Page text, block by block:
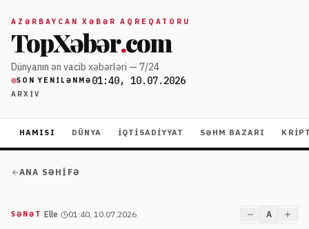
AZƏRBAYCAN XƏBƏR AQREQATORU
TopXəbər.com
Dünyanın ən vacib xəbərləri — 7/24
SON YENILƏNMƏ 01:40, 10.07.2026
ARXIV
HAMISI DÜNYA İQTISADIYYAT SƏHM BAZARI
ANA SƏHIFƏ
SƏNƏT Elle 01:40, 10.07.2026 A